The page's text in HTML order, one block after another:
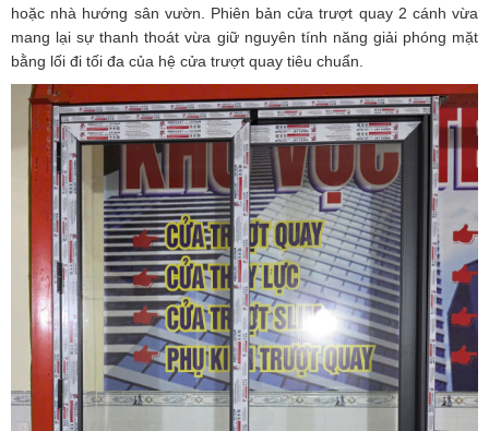
hoặc nhà hướng sân vườn. Phiên bản cửa trượt quay 2 cánh vừa
mang lại sự thanh thoát vừa giữ nguyên tính năng giải phóng mặt
bằng lối đi tối đa của hệ cửa trượt quay tiêu chuẩn.